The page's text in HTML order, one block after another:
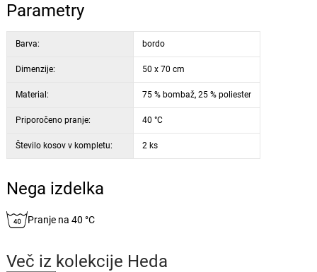
Parametry
Barva: bordo
Dimenzije: 50 x 70 cm
Material: 75 % bombaž, 25 % poliester
Priporočeno pranje: 40 °C
Število kosov v kompletu: 2 ks
Nega izdelka
Pranje na 40 °C
Več iz kolekcije Heda